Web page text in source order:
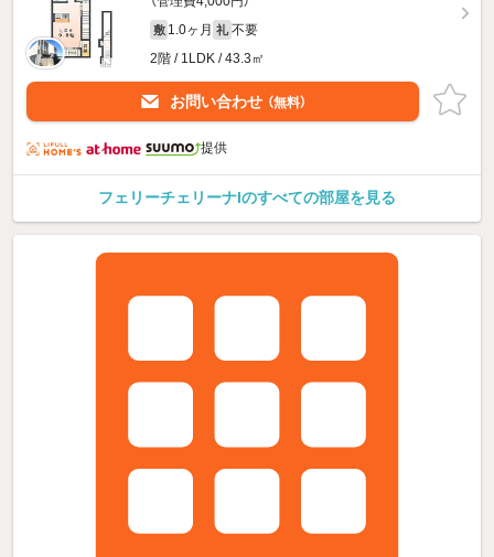
敷 1.0ヶ月 礼 不要
2階 / 1LDK / 43.3㎡
お問い合わせ （無料）
提供
フェリーチェリーナIのすべての部屋を見る